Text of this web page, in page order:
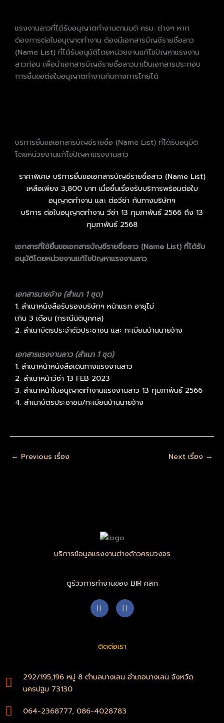
แรงงานลาวที่ได้รับอนุญาตทำงานตามมติ ครม. ต่างๆ หาก
ต้องการต่อใบอนุญาตทำงาน ต้องมีเอกสารบัญชีรายชื่อลาว
(Name List) ที่ได้รับอนุมัติโดยหน่วยงานแก้ไขปัญหาแรงงาน
ลาวก่อน เพื่อนำเอกสารบัญชีรายชื่อลาวมาเป็นเอกสารประกอบ
การยื่นขอต่อใบอนุญาตทำงานกับทางการไทยได้
บริการยื่นขอเอกสารบัญชีรายชื่อ (Name List) ที่ได้รับอนุมัติ
โดยหน่วยงานแก้ไขปัญหาแรงงานลาว
ราคาพิเศษ บริการยื่นขอเอกสารบัญชีรายชื่อลาว (Name List)
เหลือเพียง 3,800 บาท เมื่อยื่นเรื่องรับบริการพร้อมต่อใบ
อนุญาตทำงาน และ ต่อวีซ่า กับทางบริษัทฯ
บริการ ต่อใบอนุญาตทำงาน วีซ่า 13 กุมภาพันธ์ 2566 ถึง 13
กุมภาพันธ์ 2568
เอกสารที่ใช้ยื่นขอเอกสารบัญชีรายชื่อลาว (Name List) ที่ได้รับ
อนุมัติโดยหน่วยงานแก้ไขปัญหาแรงงานลาว
เอกสารนายจ้าง (สำเนา1ชุด)
1. สำเนาหนังสือรับรองบริษัทฯ หน้าแรก อายุไม่
เกิน 3 เดือน (กรณีนิติบุคคล)
2. สำเนาบัตรประจำตัวประชาชน และ ทะเบียนบ้านนายจ้าง
เอกสารแรงงานลาว(สำเนา1ชุด)
1. สำเนาหน้าหนังสือเดินทางแรงงานลาว
2. สำเนาหน้าวีซ่า 13 FEB 2023
3. สำเนาหน้าใบอนุญาตทำงานแรงงานลาว 13 กุมภาพันธ์ 2566
4. สำเนาบัตรประชาชน/ทะเบียนบ้านนายจ้าง
← Previous เรื่อง Next เรื่อง →
บริการข้อมูลแรงงานต่างด้าวครบวงจร
ดูรีวิวการทำงานของ BIR คลิก
F
a
c
o
-
f
W
h
a
a
ติดต่อเรา
292/195,196 หมู่ 8 ตำบลบางเลน อำเภอบางเลน จังหวัด
นครปฐม 73130
064-2368777, 086-4028783